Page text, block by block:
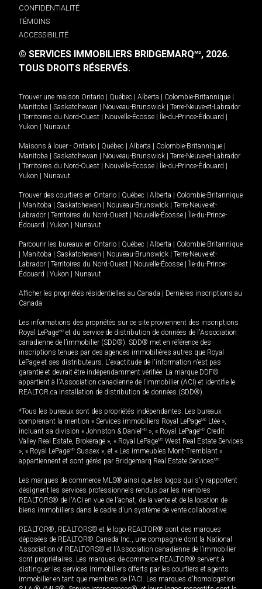
CONFIDENTIALITÉ
TÉMOINS
ACCESSIBILITÉ
© SERVICES IMMOBILIERS BRIDGEMARQMD, 2026.
TOUS DROITS RÉSERVÉS.
Trouver une maison Ontario Québec Alberta Colombie-Britannique
Manitoba
Saskatchewan Nouveau-Brunswick
Terre-Neuve-et-Labrador
Territoires du Nord-Ouest Nouvelle-Écosse Île-du-Prince-Édouard
Yukon
Nunavut.
Maisons à louer - Ontario Québec Alberta Colombie-Britannique
Manitoba
Saskatchewan Nouveau-Brunswick
Terre-Neuve-et-Labrador
Territoires du Nord-Ouest Nouvelle-Écosse Île-du-Prince-Édouard
Yukon
Nunavut.
Trouver des courtiers en Ontario Québec Alberta
Colombie-Britannique
Manitoba Saskatchewan Nouveau-Brunswick
Terre-Neuve-et-
Labrador
Territoires du Nord-Ouest Nouvelle-Écosse
Île-du-Prince-
Édouard
Yukon Nunavut
Parcourir les bureaux en Ontario Québec Alberta
Colombie-Britannique
Manitoba Saskatchewan Nouveau-Brunswick
Terre-Neuve-et-
Labrador
Territoires du Nord-Ouest Nouvelle-Écosse
Île-du-Prince-
Édouard
Yukon Nunavut
Afficher les propriétés résidentielles au Canada
Dernières inscriptions au
Canada
Les informations des propriétés sur ce site proviennent des inscriptions
Royal LePageMD et du service de distribution de données de l'Association
canadienne de l’immobilier (SDD®). SDD® met en référence des
inscriptions tenues par des agences immobilières autres que Royal
LePage et ses distributeurs. L'exactitude de l'information n'est pas
garantie et devrait être indépendamment vérifiée. La marque DDF®
appartient à l'Association canadienne de l’immobilier (ACI) et identifie le
REALTOR.ca Installation de distribution de données (SDD®).
*Tous les bureaux sont des propriétés indépendantes. Les bureaux
comprenant la mention « Services immobiliers Royal LePageMD Ltée »,
incluant sa division « Johnston & Daniel MD », « Royal LePageMD Credit
Valley Real Estate, Brokerage », « Royal LePageMD West Real Estate Services
», « Royal LePageMD Sussex », et « Les immeubles Mont-Tremblant »
appartiennent et sont gérés par Bridgemarq Real Estate ServicesMD.
Les marques de commerce MLS® ainsi que les logos qui s'y rapportent
désignent les services professionnels rendus par les membres
REALTORS® de l'ACI en vue de l'achat, de la vente et de la location de
biens immobiliers dans le cadre d'un système de vente collaborative.
REALTOR®, REALTORS® et le logo REALTOR® sont des marques
déposées de REALTOR® Canada Inc., une compagnie dont la National
Association of REALTORS® et l'Association canadienne de l’immobilier
sont propriétaires. Les marques de commerce REALTOR® servent à
distinguer les services immobiliers offerts par les courtiers et agents
immobilier en tant que membres de l'ACI. Les marques d'homologation